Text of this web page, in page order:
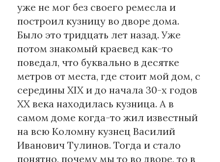
уже не мог без своего ремесла и
построил кузницу во дворе дома.
Было это тридцать лет назад. Уже
потом знакомый краевед как-то
поведал, что буквально в десятке
метров от места, где стоит мой дом, с
середины XIX и до начала 30-х годов
ХХ века находилась кузница. А в
самом доме когда-то жил известный
на всю Коломну кузнец Василий
Иванович Тулинов. Тогда и стало
понятно, почему мы то во дворе, то в